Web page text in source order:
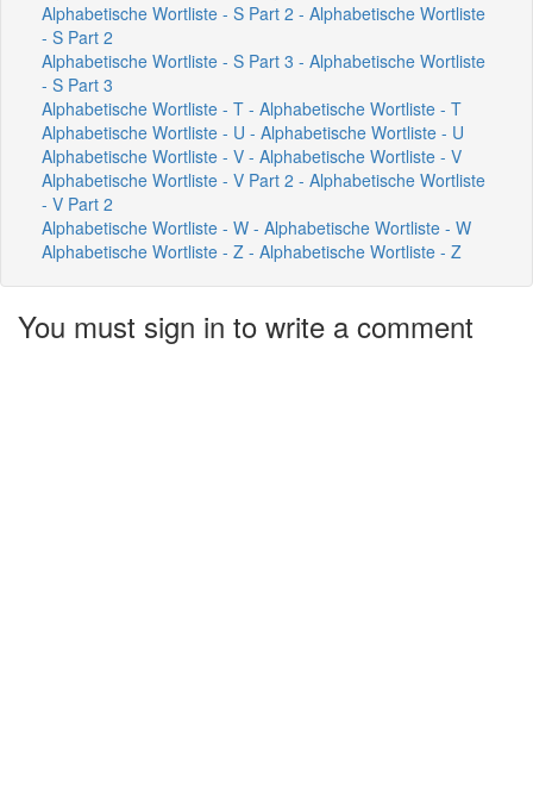
Alphabetische Wortliste - S Part 2 - Alphabetische Wortliste
- S Part 2
Alphabetische Wortliste - S Part 3 - Alphabetische Wortliste
- S Part 3
Alphabetische Wortliste - T - Alphabetische Wortliste - T
Alphabetische Wortliste - U - Alphabetische Wortliste - U
Alphabetische Wortliste - V - Alphabetische Wortliste - V
Alphabetische Wortliste - V Part 2 - Alphabetische Wortliste
- V Part 2
Alphabetische Wortliste - W - Alphabetische Wortliste - W
Alphabetische Wortliste - Z - Alphabetische Wortliste - Z
You must sign in to write a comment